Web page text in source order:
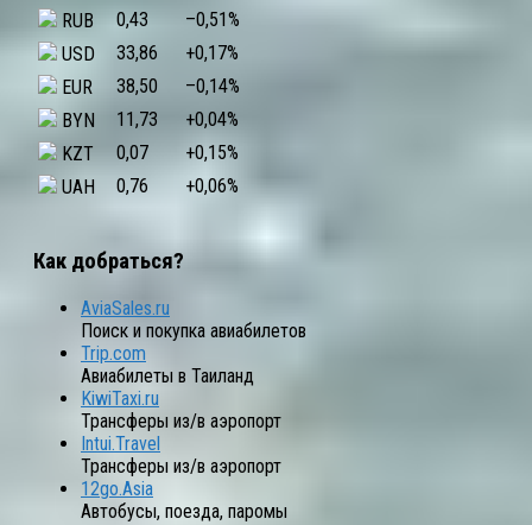
RUB
0,43 –0,51%
USD
33,86 +0,17%
EUR
38,50 –0,14%
BYN
11,73 +0,04%
KZT
0,07 +0,15%
UAH
0,76 +0,06%
Как добраться?
AviaSales.ru
Поиск и покупка авиабилетов
Trip.com
Авиабилеты в Таиланд
KiwiTaxi.ru
Трансферы из/в аэропорт
Intui.Travel
Трансферы из/в аэропорт
12go.Asia
Автобусы, поезда, паромы